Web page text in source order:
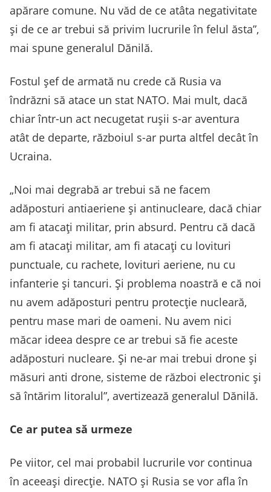
apărare comune. Nu văd de ce atâta negativitate
și de ce ar trebui să privim lucrurile în felul ăsta”,
mai spune generalul Dănilă.
Fostul șef de armată nu crede că Rusia va
îndrăzni să atace un stat NATO. Mai mult, dacă
chiar într-un act necugetat rușii s-ar aventura
atât de departe, războiul s-ar purta altfel decât în
Ucraina.
„Noi mai degrabă ar trebui să ne facem
adăposturi antiaeriene și antinucleare, dacă chiar
am fi atacați militar, prin absurd. Pentru că dacă
am fi atacați militar, am fi atacați cu lovituri
punctuale, cu rachete, lovituri aeriene, nu cu
infanterie și tancuri. Și problema noastră e că noi
nu avem adăposturi pentru protecție nucleară,
pentru mase mari de oameni. Nu avem nici
măcar ideea despre ce ar trebui să fie aceste
adăposturi nucleare. Și ne-ar mai trebui drone și
măsuri anti drone, sisteme de război electronic și
să întărim litoralul”, avertizează generalul Dănilă.
Ce ar putea să urmeze
Pe viitor, cel mai probabil lucrurile vor continua
în aceeași direcție. NATO și Rusia se vor afla în